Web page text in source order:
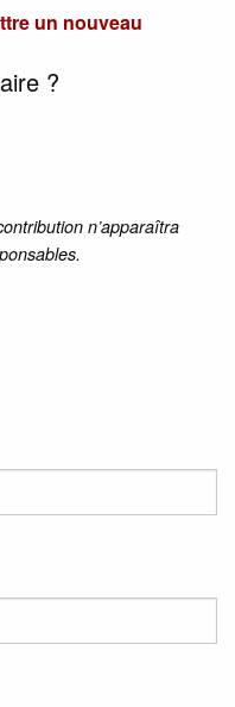
un nouveau
?
n’apparaîtra